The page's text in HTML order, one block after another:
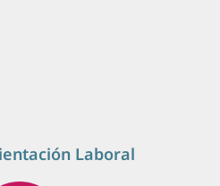
Laboral